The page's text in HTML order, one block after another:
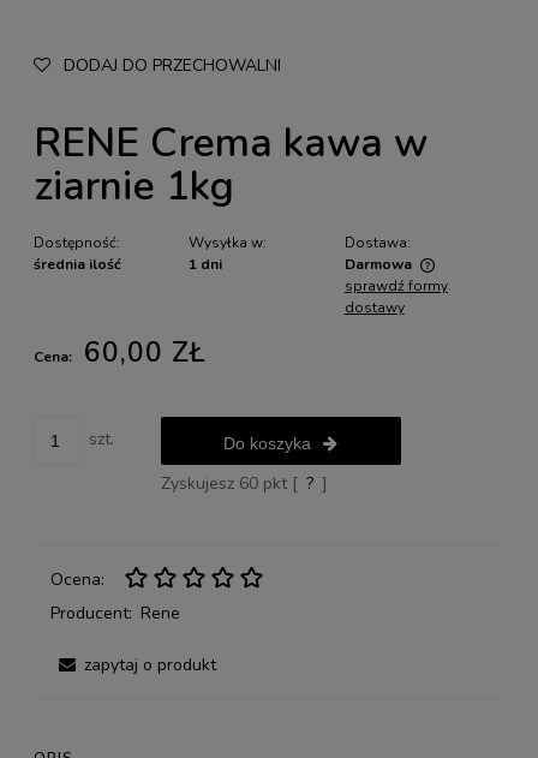
DODAJ DO PRZECHOWALNI
RENE Crema kawa w
ziarnie 1kg
Dostępność:
średnia ilość
Wysyłka w:
1 dni
Dostawa:
Darmowa
Cena nie zawiera ewentualnych kosztów płatności
sprawdź formy
dostawy
Cena: 60,00 ZŁ
szt. Do koszyka
Zyskujesz 60pkt [ ? ]
Ocena:
Producent: Rene
zapytaj o produkt